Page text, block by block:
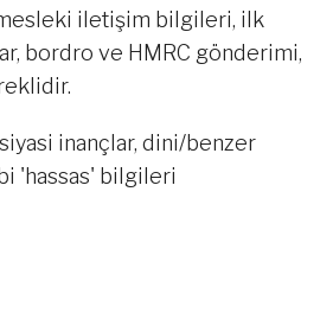
iletişim bilgileri, ilk
bordro ve HMRC gönderimi,
inançlar, dini/benzer
'hassas' bilgileri